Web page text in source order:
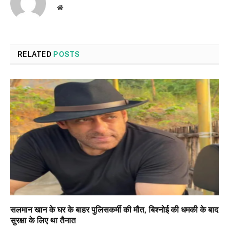
Website
RELATED POSTS
सलमान खान के घर के बाहर पुलिसकर्मी की मौत, बिश्नोई की धमकी के बाद
सुरक्षा के लिए था तैनात